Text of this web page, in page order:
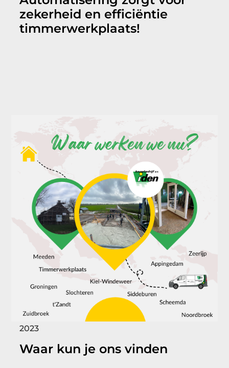
zekerheid en efficiëntie
timmerwerkplaats!
2023
Waar kun je ons vinden